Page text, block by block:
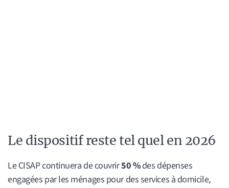
Le dispositif reste tel quel en 2026
Le CISAP continuera de couvrir50 %des dépenses
engagées par les ménages pour des services à domicile,